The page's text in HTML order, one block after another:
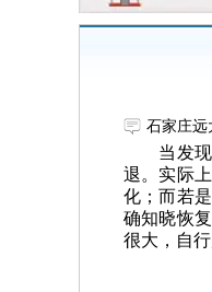
石家庄远
当发
退。实际
化；而若
确知晓恢
很大，自